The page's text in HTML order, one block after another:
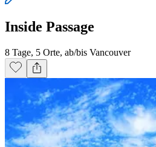
Inside Passage
8 Tage, 5 Orte, ab/bis Vancouver